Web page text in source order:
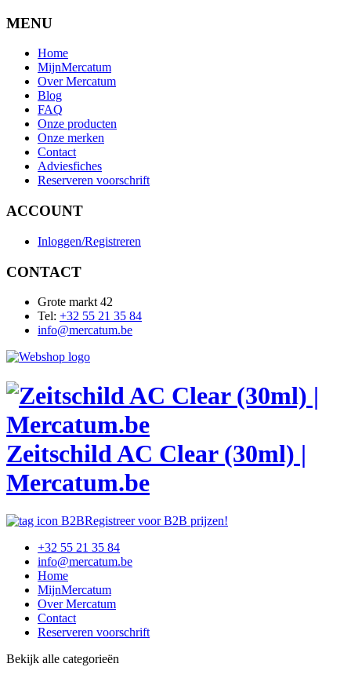
MENU
Home
MijnMercatum
Over Mercatum
Blog
FAQ
Onze producten
Onze merken
Contact
Adviesfiches
Reserveren voorschrift
ACCOUNT
Inloggen/Registreren
CONTACT
Grote markt 42
Tel: +32 55 21 35 84
info@mercatum.be
Zeitschild AC Clear (30ml) |
Mercatum.be
Registreer voor B2B prijzen!
+32 55 21 35 84
info@mercatum.be
Home
MijnMercatum
Over Mercatum
Contact
Reserveren voorschrift
Bekijk alle categorieën